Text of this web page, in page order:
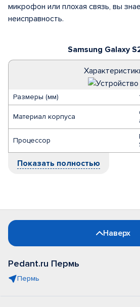
Samsung Galaxy
Размеры (мм)
Материал корпуса
Процессор
Показать полностью
микрофон или плохая связь, вы
неисправность.
Наверх
Pedant.ru Пермь
Пермь